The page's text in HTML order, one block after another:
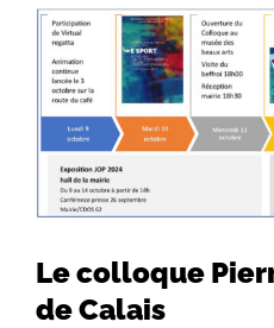
Le colloque
de Calais